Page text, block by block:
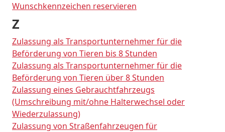
Wunschkennzeichen reservieren
Z
Zulassung als Transportunternehmer für die
Beförderung von Tieren bis 8 Stunden
Zulassung als Transportunternehmer für die
Beförderung von Tieren über 8 Stunden
Zulassung eines Gebrauchtfahrzeugs
(Umschreibung mit/ohne Halterwechsel oder
Wiederzulassung)
Zulassung von Straßenfahrzeugen für